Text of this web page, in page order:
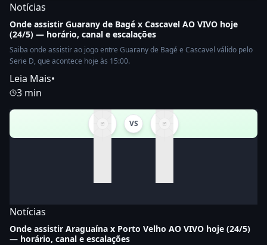
Notícias
Onde assistir Guarany de Bagé x Cascavel AO VIVO hoje
(24/5) — horário, canal e escalações
Saiba onde assistir ao jogo entre Guarany de Bagé e Cascavel válido pelo
Serie D, que acontece hoje às 15:00.
Leia Mais•
3 min
VS
Notícias
Onde assistir Araguaína x Porto Velho AO VIVO hoje (24/5)
— horário, canal e escalações